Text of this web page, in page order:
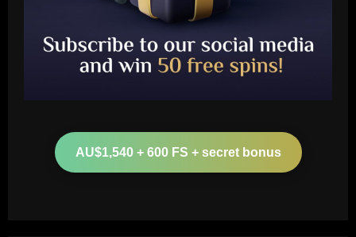
AU$1,540 + 600 FS + secret bonus
2
undroppable as Gordon after Man Utd